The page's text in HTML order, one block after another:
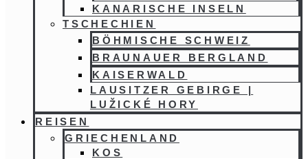
KANARISCHE INSELN
TSCHECHIEN
BÖHMISCHE SCHWEIZ
BRAUNAUER BERGLAND
KAISERWALD
LAUSITZER GEBIRGE |
LUŽICKÉ HORY
REISEN
GRIECHENLAND
KOS